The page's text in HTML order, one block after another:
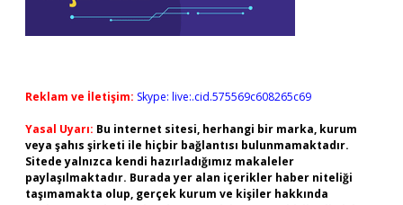
Reklam ve İletişim: Skype: live:.cid.575569c608265c69
Yasal Uyarı: Bu internet sitesi, herhangi bir marka, kurum
veya şahıs şirketi ile hiçbir bağlantısı bulunmamaktadır.
Sitede yalnızca kendi hazırladığımız makaleler
paylaşılmaktadır. Burada yer alan içerikler haber niteliği
taşımamakta olup, gerçek kurum ve kişiler hakkında